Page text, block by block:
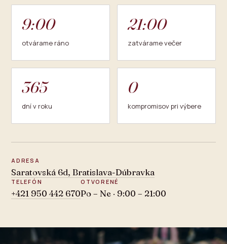
9:00
otvárame ráno
21:00
zatvárame večer
365
dní v roku
0
kompromisov pri výbere
ADRESA
Saratovská 6d, Bratislava-Dúbravka
TELEFÓN
+421 950 442 670
OTVORENÉ
Po – Ne · 9:00 – 21:00